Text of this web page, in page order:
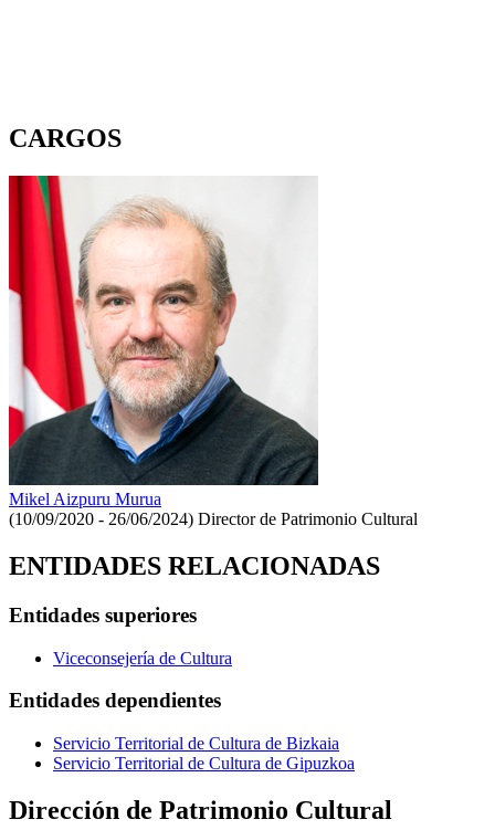
CARGOS
Mikel Aizpuru Murua
(10/09/2020 - 26/06/2024) Director de Patrimonio Cultural
ENTIDADES RELACIONADAS
Entidades superiores
Viceconsejería de Cultura
Entidades dependientes
Servicio Territorial de Cultura de Bizkaia
Servicio Territorial de Cultura de Gipuzkoa
Dirección de Patrimonio Cultural